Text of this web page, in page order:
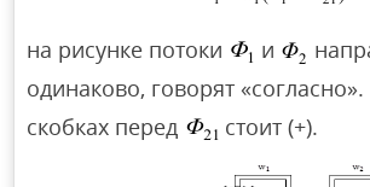
на рисунке потоки и
одинаково, говорят
скобках перед
стоит (+).